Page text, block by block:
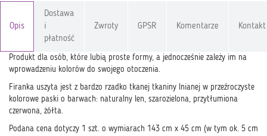
Opis
Dostawa
i
płatność
Zwroty GPSR Komentarze Kontakt
Produkt dla osób, które lubią proste formy, a jednocześnie zależy im na
wprowadzeniu kolorów do swojego otoczenia.
Firanka uszyta jest z bardzo rzadko tkanej tkaniny lnianej w przeźroczyste
kolorowe paski o barwach: naturalny len, szarozielona, przytłumiona
czerwona, żółta.
Podana cena dotyczy 1 szt. o wymiarach 143 cm x 45 cm (w tym ok. 5 cm